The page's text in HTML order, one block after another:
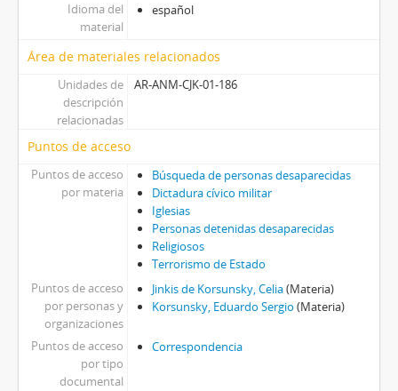
Idioma del
material
español
Área de materiales relacionados
Unidades de
descripción
relacionadas
AR-ANM-CJK-01-186
Puntos de acceso
Puntos de acceso
por materia
Búsqueda de personas desaparecidas
Dictadura cívico militar
Iglesias
Personas detenidas desaparecidas
Religiosos
Terrorismo de Estado
Puntos de acceso
por personas y
organizaciones
Jinkis de Korsunsky, Celia(Materia)
Korsunsky, Eduardo Sergio (Materia)
Puntos de acceso
por tipo
documental
Correspondencia